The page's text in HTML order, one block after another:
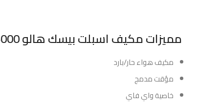
مميزات مكيف اسبلت بيسك هالو 36000 وحدة حار و بارد :
مكيف هواء حار/بارد
مؤقت مدمج
خاصية واي فاي